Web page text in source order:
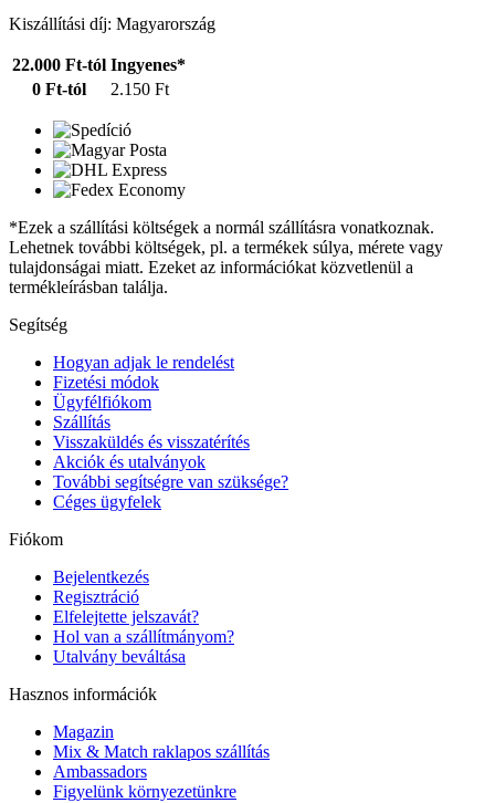
Kiszállítási díj: Magyarország
22.000 Ft-tól Ingyenes*
0 Ft-tól
2.150 Ft
*Ezek a szállítási költségek a normál szállításra vonatkoznak.
Lehetnek további költségek, pl. a termékek súlya, mérete vagy
tulajdonságai miatt. Ezeket az információkat közvetlenül a
termékleírásban találja.
Segítség
Hogyan adjak le rendelést
Fizetési módok
Ügyfélfiókom
Szállítás
Visszaküldés és visszatérítés
Akciók és utalványok
További segítségre van szüksége?
Céges ügyfelek
Fiókom
Bejelentkezés
Regisztráció
Elfelejtette jelszavát?
Hol van a szállítmányom?
Utalvány beváltása
Hasznos információk
Magazin
Mix & Match raklapos szállítás
Ambassadors
Figyelünk környezetünkre